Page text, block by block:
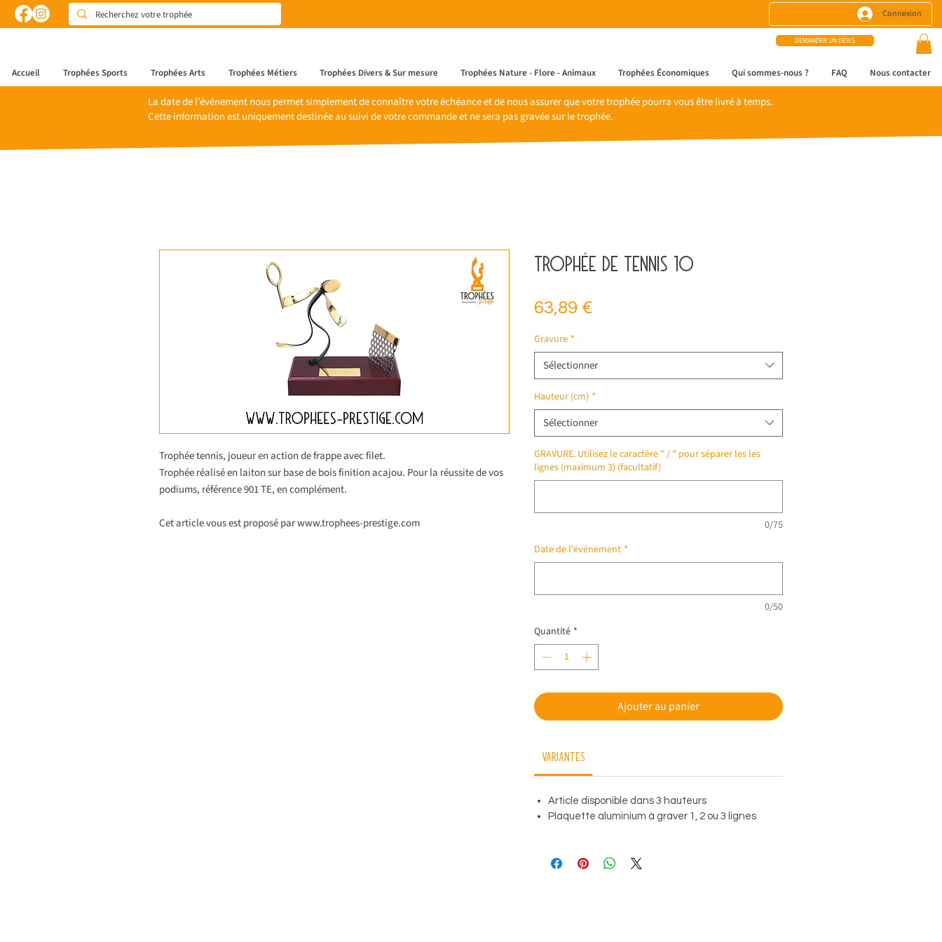
Connexion
DEMANDER UN DEVIS
Accueil Trophées Sports Trophées Arts Trophées Métiers Trophées Divers & Sur mesure Trophées Nature - Flore - Animaux Trophées Économiques Qui sommes-nous ? FAQ Nous contacter
La date de l’événement nous permet simplement de connaître votre échéance et de nous assurer que votre trophée pourra vous être livré à temps.
Cette information est uniquement destinée au suivi de votre commande et ne sera pas gravée sur le trophée.
Trophée tennis, joueur en action de frappe avec filet.
Trophée réalisé en laiton sur base de bois finition acajou. Pour la réussite de vos
podiums, référence 901 TE, en complément.
Cet article vous est proposé par www.trophees-prestige.com
Trophée de tennis 10
63,89 €
Gravure *
Sélectionner
Hauteur (cm) *
Sélectionner
GRAVURE. Utilisez le caractère " / " pour séparer les les
lignes (maximum 3) (facultatif)
0/75
Date de l'événement *
0/50
Quantité *
Ajouter au panier
Variantes
Article disponible dans 3 hauteurs
Plaquette aluminium à graver 1, 2 ou 3 lignes